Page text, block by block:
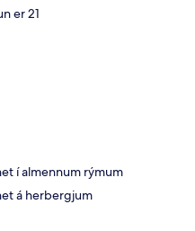
er 21
í almennum rýmum
á herbergjum